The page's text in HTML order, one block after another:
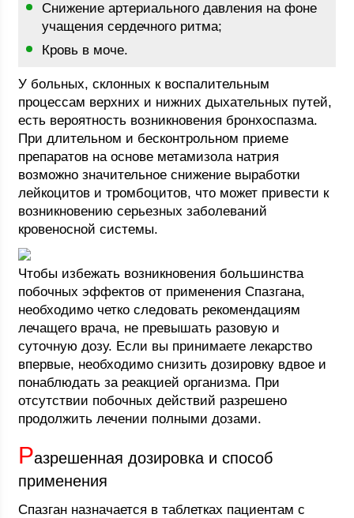
Снижение артериального давления на фоне
учащения сердечного ритма;
Кровь в моче.
У больных, склонных к воспалительным
процессам верхних и нижних дыхательных путей,
есть вероятность возникновения бронхоспазма.
При длительном и бесконтрольном приеме
препаратов на основе метамизола натрия
возможно значительное снижение выработки
лейкоцитов и тромбоцитов, что может привести к
возникновению серьезных заболеваний
кровеносной системы.
Чтобы избежать возникновения большинства
побочных эффектов от применения Спазгана,
необходимо четко следовать рекомендациям
лечащего врача, не превышать разовую и
суточную дозу. Если вы принимаете лекарство
впервые, необходимо снизить дозировку вдвое и
понаблюдать за реакцией организма. При
отсутствии побочных действий разрешено
продолжить лечении полными дозами.
Разрешенная дозировка и способ
применения
Спазган назначается в таблетках пациентам с